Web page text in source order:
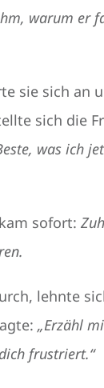
warum er
sie sich an
sich die
was ich
sofort:
lehnte
„Erzähl
frustriert.“